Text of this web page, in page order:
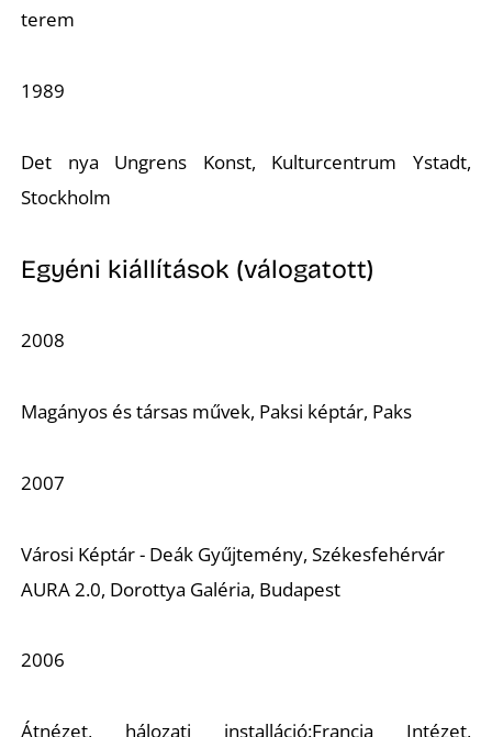
terem
1989
Det nya Ungrens Konst, Kulturcentrum Ystadt,
Stockholm
Egyéni kiállítások (válogatott)
2008
Magányos és társas művek, Paksi képtár, Paks
2007
Városi Képtár - Deák Gyűjtemény, Székesfehérvár
AURA 2.0, Dorottya Galéria, Budapest
2006
Átnézet, hálozati installáció:Francia Intézet,